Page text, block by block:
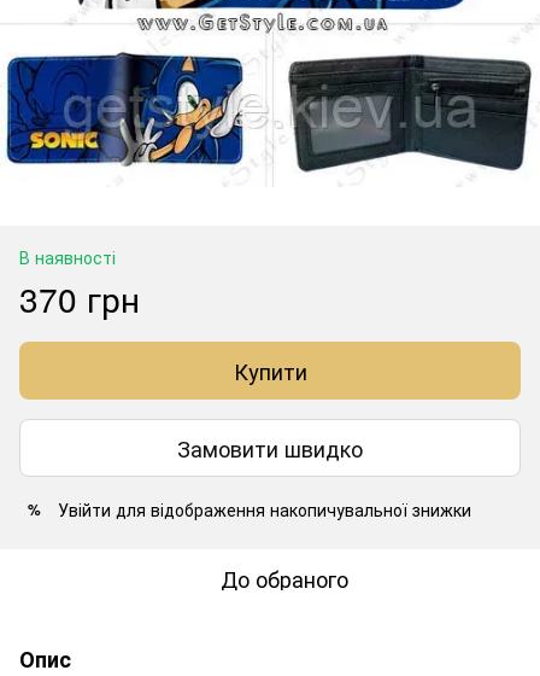
В наявності
370 грн
Купити
Замовити швидко
% Увійти для відображення накопичувальної знижки
До обраного
Опис